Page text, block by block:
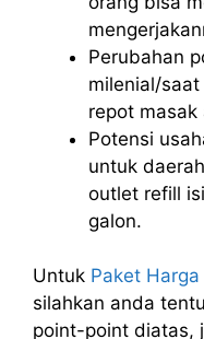
Perubahan
milenial/
repot masak
Potensi
untuk
outlet refill
galon.
Untuk Paket
silahkan anda
point-point diatas,